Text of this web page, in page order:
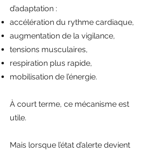
d’adaptation :
accélération du rythme cardiaque,
augmentation de la vigilance,
tensions musculaires,
respiration plus rapide,
mobilisation de l’énergie.
À court terme, ce mécanisme est
utile.
Mais lorsque l’état d’alerte devient